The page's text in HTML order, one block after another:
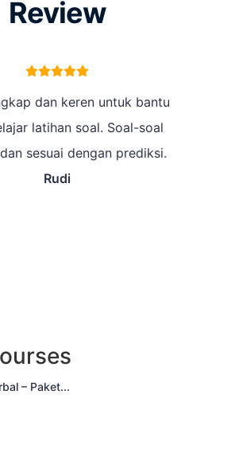
Review
dan keren untuk bantu
latihan soal. Soal-soal
sesuai dengan prediksi.
Rudi
– Paket...